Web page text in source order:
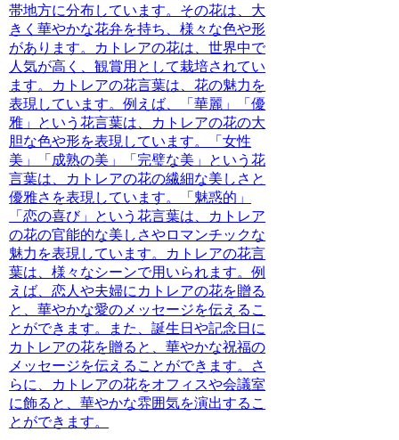
帯地方に分布しています。その花は、大
きく華やかな花弁を持ち、様々な色や形
があります。カトレアの花は、世界中で
人気が高く、観賞用として栽培されてい
ます。カトレアの花言葉は、花の魅力を
表現しています。例えば、「華麗」「優
雅」という花言葉は、カトレアの花の大
胆な色や形を表現しています。「女性
美」「成熟の美」「完璧な美」という花
言葉は、カトレアの花の繊細な美しさと
優雅さを表現しています。「魅惑的」
「恋の喜び」という花言葉は、カトレア
の花の官能的な美しさやロマンチックな
魅力を表現しています。カトレアの花言
葉は、様々なシーンで用いられます。例
えば、恋人や夫婦にカトレアの花を贈る
と、華やかな愛のメッセージを伝えるこ
とができます。また、誕生日や記念日に
カトレアの花を贈ると、華やかな祝福の
メッセージを伝えることができます。さ
らに、カトレアの花をオフィスや会議室
に飾ると、華やかな雰囲気を演出するこ
とができます。